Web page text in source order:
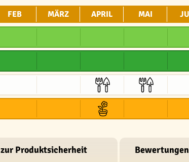
FEB MÄRZ APRIL MAI
Produktsicherheit Bewertungen